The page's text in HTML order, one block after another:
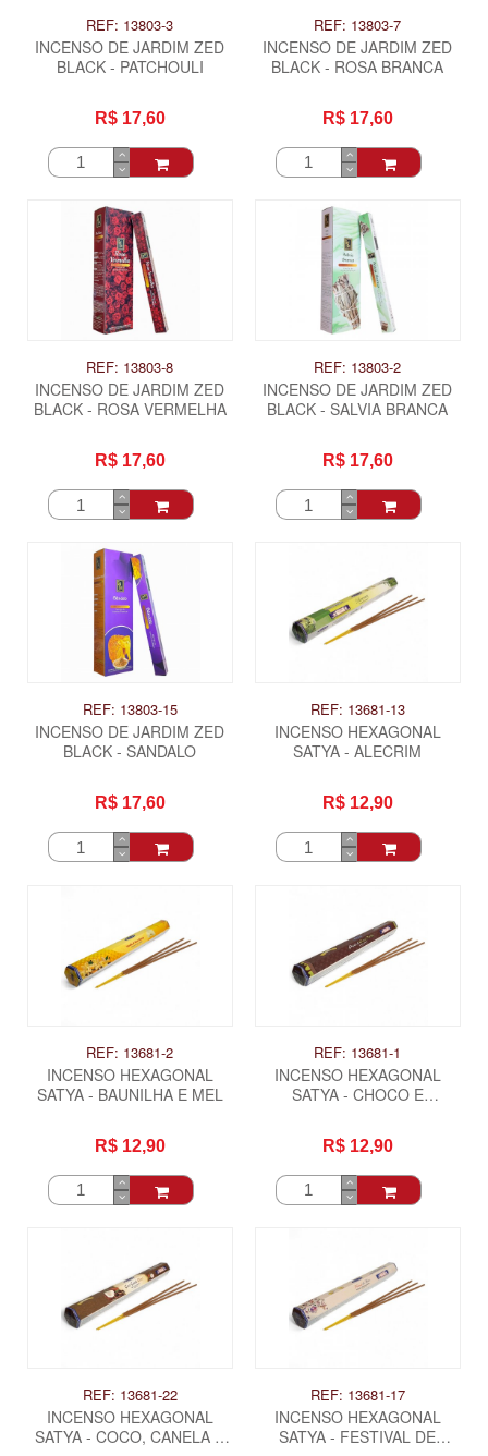
REF: 13803-3
INCENSO DE JARDIM ZED
BLACK - PATCHOULI
R$ 17,60
REF: 13803-7
INCENSO DE JARDIM ZED
BLACK - ROSA BRANCA
R$ 17,60
REF: 13803-8
INCENSO DE JARDIM ZED
BLACK - ROSA VERMELHA
R$ 17,60
REF: 13803-2
INCENSO DE JARDIM ZED
BLACK - SALVIA BRANCA
R$ 17,60
REF: 13803-15
INCENSO DE JARDIM ZED
BLACK - SANDALO
R$ 17,60
REF: 13681-13
INCENSO HEXAGONAL
SATYA - ALECRIM
R$ 12,90
REF: 13681-2
INCENSO HEXAGONAL
SATYA - BAUNILHA E MEL
R$ 12,90
REF: 13681-1
INCENSO HEXAGONAL
SATYA - CHOCO E
R$ 12,90
REF: 13681-22
INCENSO HEXAGONAL
SATYA - COCO, CANELA E
REF: 13681-17
INCENSO HEXAGONAL
SATYA - FESTIVAL DE